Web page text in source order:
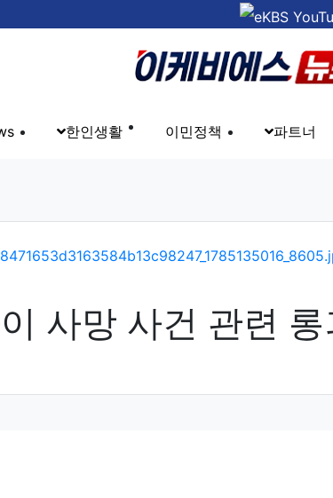
한인생활 이민정책
파트너
사망 사건 관련